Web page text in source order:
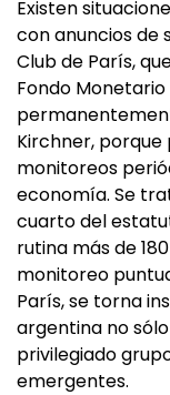
Existen
con anuncios de
Club de París,
Fondo
Kirchner,
monitoreos
economía. Se
cuarto del
rutina más de
monitoreo
París, se torna
argentina no
privilegiado
emergentes.